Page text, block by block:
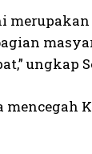
ungkap